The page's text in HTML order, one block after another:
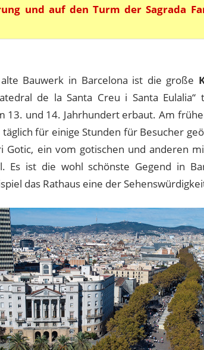
und auf den Turm der Sagrada
Bauwerk in Barcelona ist die große
de la Santa Creu i Santa
13. und 14. Jahrhundert erbaut. Am
für einige Stunden für Besucher
Gotic, ein vom gotischen und anderen
Es ist die wohl schönste Gegend in
das Rathaus eine der